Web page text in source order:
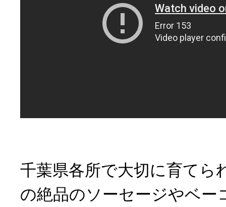
千葉県各所で大切に育てら
の絶品のソーセージやベー